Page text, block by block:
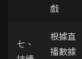
戲
七、
根據直
播數據